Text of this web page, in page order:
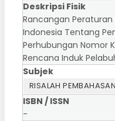
Deskripsi Fisik
Rancangan
Indonesia Tentang
Perhubungan Nomor
Rencana Induk
Subjek
RISALAH PEMBAHASAN
ISBN / ISSN
-